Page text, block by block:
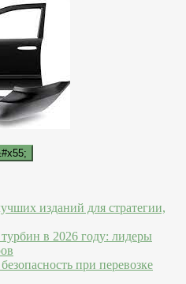
изданий для стратегии,
в 2026 году: лидеры
при перевозке